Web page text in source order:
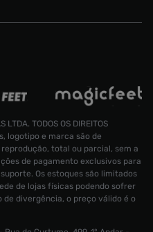
TODOS OS DIREITOS
logotipo e marca são de
total ou parcial, sem a
de pagamento exclusivos para
Os estoques são limitados
de lojas físicas podendo sofrer
divergência, o preço válido é o